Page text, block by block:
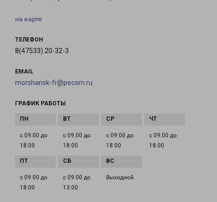
на карте
ТЕЛЕФОН
8(47533) 20-32-3
EMAIL
morshansk-fr@pecom.ru
ГРАФИК РАБОТЫ
с 09:00 до
18:00
с 09:00 до
18:00
с 09:00 до
18:00
с 09:00 до
18:00
с 09:00 до
18:00
с 09:00 до
13:00
Выходной